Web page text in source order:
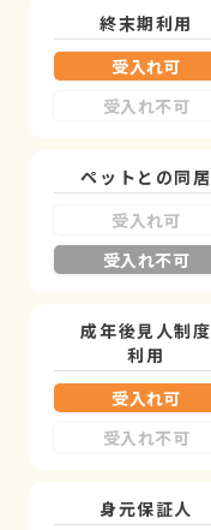
終末期利用
受入れ可
受入れ不可
ペットとの同居
受入れ可
受入れ不可
成年後見人制度
利用
受入れ可
受入れ不可
身元保証人